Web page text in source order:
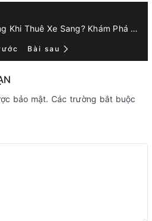
Tại Sao Cần Đặt Cọc Khủng Khi Thuê Xe Sang? Khám Phá Những Lợi Ích
Bài sau
bảo mật. Các trường bắt buộc